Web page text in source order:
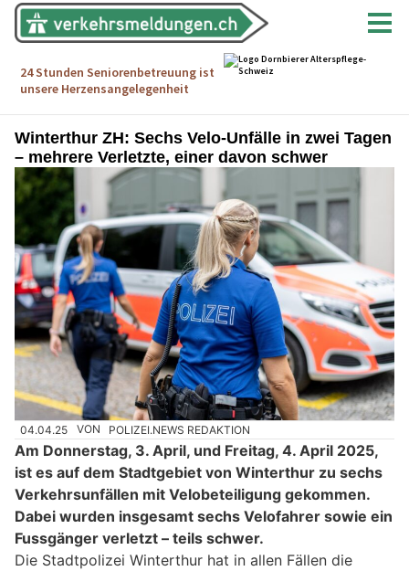
Winterthur ZH: Sechs Velo-Unfälle in zwei Tagen
– mehrere Verletzte, einer davon schwer
04.04.25 VON POLIZEI.NEWS REDAKTION
Am Donnerstag, 3. April, und Freitag, 4. April 2025,
ist es auf dem Stadtgebiet von Winterthur zu sechs
Verkehrsunfällen mit Velobeteiligung gekommen.
Dabei wurden insgesamt sechs Velofahrer sowie ein
Fussgänger verletzt – teils schwer.
Die Stadtpolizei Winterthur hat in allen Fällen die